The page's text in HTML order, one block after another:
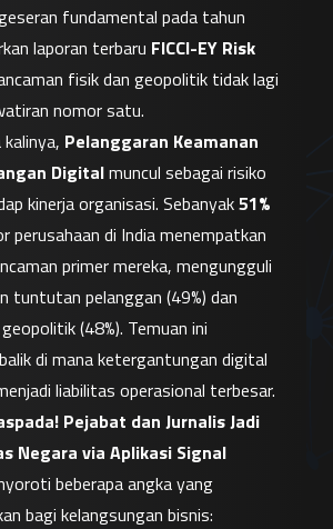
fundamental pada tahun
laporan terbaru FICCI-EY Risk
fisik dan geopolitik tidak lagi
nomor satu.
Pelanggaran Keamanan
Digital muncul sebagai risiko
kinerja organisasi. Sebanyak 51%
perusahaan di India menempatkan
primer mereka, mengungguli
tuntutan pelanggan (49%) dan
(48%). Temuan ini
di mana ketergantungan digital
liabilitas operasional terbesar.
Pejabat dan Jurnalis Jadi
Negara via Aplikasi Signal
beberapa angka yang
bagi kelangsungan bisnis: